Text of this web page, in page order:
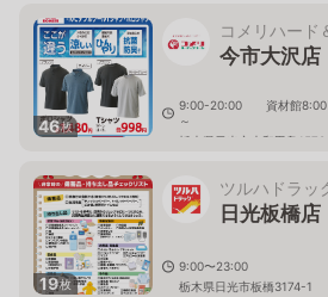
46枚
コメリハード
今市大沢店
9:00-20:00 資材館8:00
～
栃木県日光市木和田島
19枚
ツルハドラッ
日光板橋店
9:00〜23:00
栃木県日光市板橋3174-1